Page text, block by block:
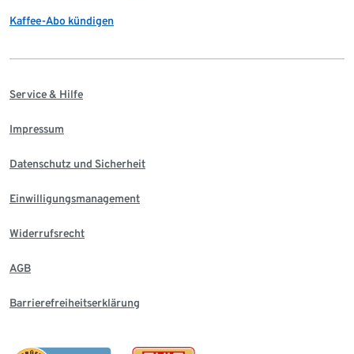
Kaffee-Abo kündigen
Service & Hilfe
Impressum
Datenschutz und Sicherheit
Einwilligungsmanagement
Widerrufsrecht
AGB
Barrierefreiheitserklärung